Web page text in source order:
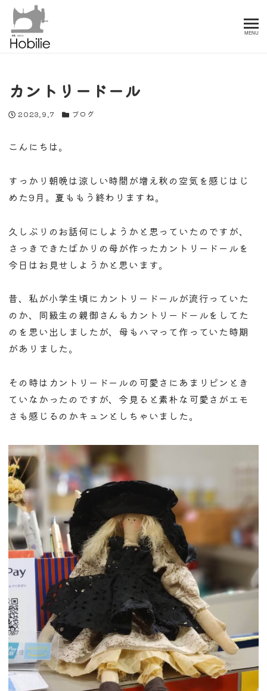
MENU
カントリードール
投稿日
2023.9.7 カテゴリー
ブログ
こんにちは。
すっかり朝晩は涼しい時間が増え秋の空気を感じはじ
めた9月。夏ももう終わりますね。
久しぶりのお話何にしようかと思っていたのですが、
さっきできたばかりの母が作ったカントリードールを
今日はお見せしようかと思います。
昔、私が小学生頃にカントリードールが流行っていた
のか、同級生の親御さんもカントリードールをしてた
のを思い出しましたが、母もハマって作っていた時期
がありました。
その時はカントリードールの可愛さにあまりピンとき
ていなかったのですが、今見ると素朴な可愛さがエモ
さも感じるのかキュンとしちゃいました。